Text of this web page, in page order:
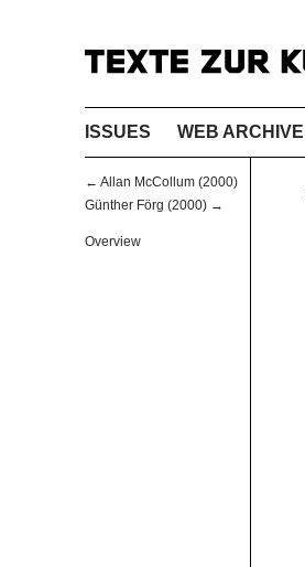
ISSUES WEB ARCHIVE
← Allan McCollum (2000)
Günther Förg (2000) →
Overview